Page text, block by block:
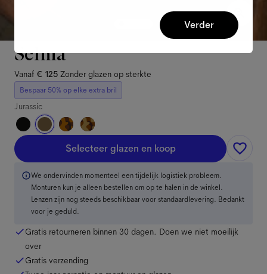
Selma
Vanaf € 125 Zonder glazen op sterkte
Bespaar 50% op elke extra bril
Jurassic
Selecteer glazen en koop
We ondervinden momenteel een tijdelijk logistiek probleem.
Monturen kun je alleen bestellen om op te halen in de winkel.
Lenzen zijn nog steeds beschikbaar voor standaardlevering. Bedankt
voor je geduld.
Gratis retourneren binnen 30 dagen. Doen we niet moeilijk
over
Gratis verzending
Verder